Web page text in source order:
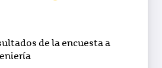
de la encuesta a